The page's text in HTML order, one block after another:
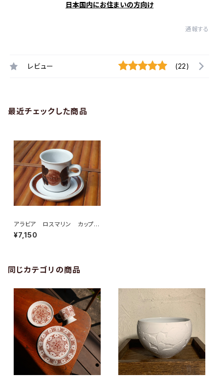
日本国内にお住まいの方向け
通報する
レビュー (22)
最近チェックした商品
アラビア ロスマリン カップ&
ソーサー
¥7,150
同じカテゴリの商品